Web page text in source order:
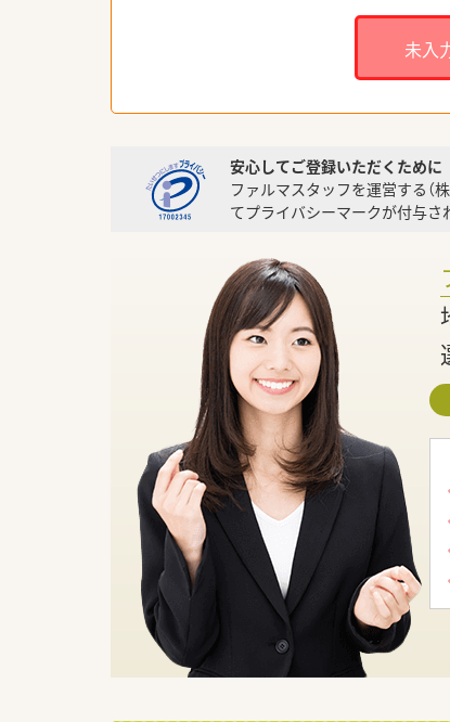
未入
安心してご登録いただくために
ファルマスタッフを運営する（
てプライバシーマークが付与さ